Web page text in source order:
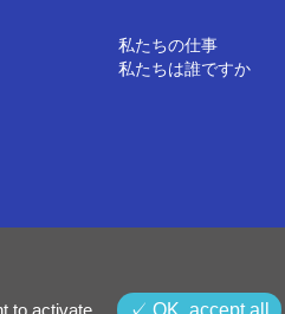
私たちの仕事
私たちは誰ですか
to activate OK, accept all